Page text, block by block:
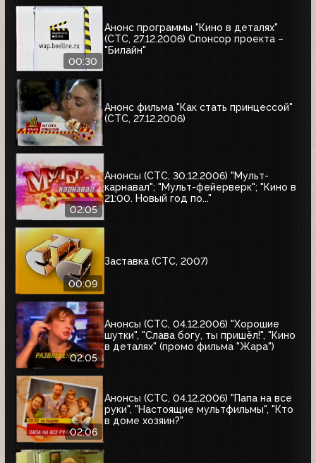
00:30
Анонс программы "Кино в деталях"
(СТС, 27.12.2006) Спонсор проекта –
"Билайн"
Анонс фильма "Как стать принцессой"
(СТС, 27.12.2006)
02:05
Анонсы (СТС, 30.12.2006) "Мульт-
карнавал"; "Мульт-фейерверк"; "Кино в
21:00. Новый год по..."
00:09
Заставка (СТС, 2007)
02:05
Анонсы (СТС, 04.12.2006) "Хорошие
шутки", "Слава богу, ты пришёл!", "Кино
в деталях" (промо фильма "Жара")
02:06
Анонсы (СТС, 04.12.2006) "Папа на все
руки", "Настоящие мультфильмы", "Кто
в доме хозяин?"